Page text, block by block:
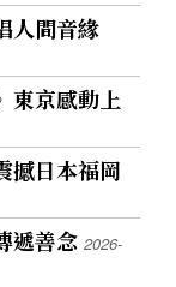
人間音緣
東京感動上
撼日本福岡
遞善念2026-